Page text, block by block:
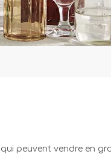
peuvent vendre en